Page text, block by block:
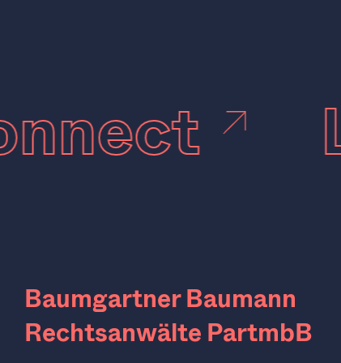
Baumgartner Baumann
Rechtsanwälte PartmbB